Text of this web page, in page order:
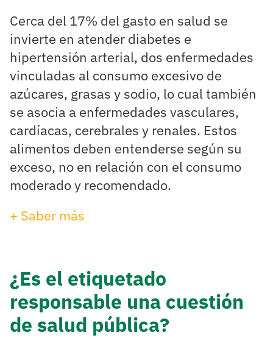
Cerca del 17% del gasto en salud se
invierte en atender diabetes e
hipertensión arterial, dos enfermedades
vinculadas al consumo excesivo de
azúcares, grasas y sodio, lo cual también
se asocia a enfermedades vasculares,
cardíacas, cerebrales y renales. Estos
alimentos deben entenderse según su
exceso, no en relación con el consumo
moderado y recomendado.
+ Saber más
¿Es el etiquetado
responsable una cuestión
de salud pública?